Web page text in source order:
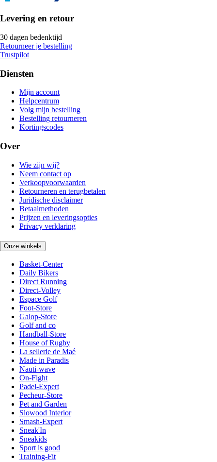
Levering en retour
30 dagen bedenktijd
Retourneer je bestelling
Trustpilot
Diensten
Mijn account
Helpcentrum
Volg mijn bestelling
Bestelling retourneren
Kortingscodes
Over
Wie zijn wij?
Neem contact op
Verkoopvoorwaarden
Retourneren en terugbetalen
Juridische disclaimer
Betaalmethoden
Prijzen en leveringsopties
Privacy verklaring
Onze winkels
Basket-Center
Daily Bikers
Direct Running
Direct-Volley
Espace Golf
Foot-Store
Galop-Store
Golf and co
Handball-Store
House of Rugby
La sellerie de Maé
Made in Paradis
Nauti-wave
On-Fight
Padel-Expert
Pecheur-Store
Pet and Garden
Slowood Interior
Smash-Expert
Sneak'In
Sneakids
Sport is good
Training-Fit